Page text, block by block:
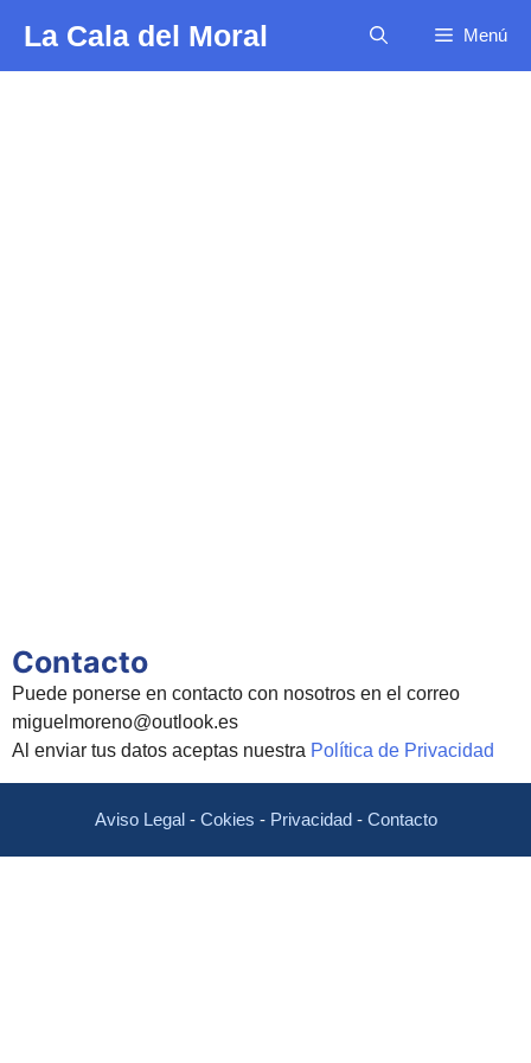
contenido
La Cala del Moral Menú
Contacto
Puede ponerse en contacto con nosotros en el correo
miguelmoreno@outlook.es
Al enviar tus datos aceptas nuestra Política de Privacidad
Aviso Legal- Cokies - Privacidad- Contacto